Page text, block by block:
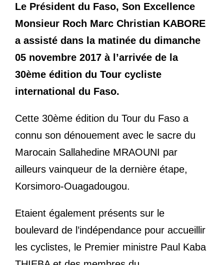
Le Président du Faso, Son Excellence
Monsieur Roch Marc Christian KABORE
a assisté dans la matinée du dimanche
05 novembre 2017 à l’arrivée de la
30ème édition du Tour cycliste
international du Faso.
Cette 30ème édition du Tour du Faso a
connu son dénouement avec le sacre du
Marocain Sallahedine MRAOUNI par
ailleurs vainqueur de la dernière étape,
Korsimoro-Ouagadougou.
Etaient également présents sur le
boulevard de l’indépendance pour accueillir
les cyclistes, le Premier ministre Paul Kaba